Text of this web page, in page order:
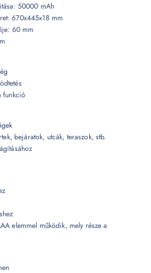
50000 mAh
670x445x18 mm
60 mm
funkció
bejáratok, utcák, teraszok, stb.
elemmel működik, mely része a